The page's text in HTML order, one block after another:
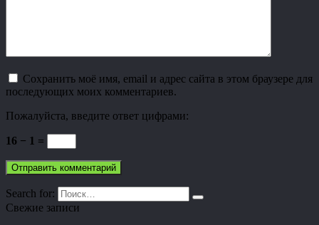
Сохранить моё имя, email и адрес сайта в этом браузере для
последующих моих комментариев.
Пожалуйста, введите ответ цифрами:
16 − 1 =
Search for:
Свежие записи